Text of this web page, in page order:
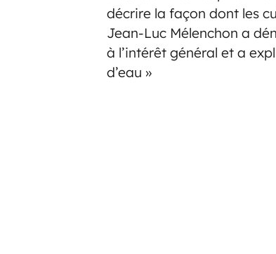
décrire la façon dont les
Jean-Luc Mélenchon a
à l’intérêt général et a
d’eau »